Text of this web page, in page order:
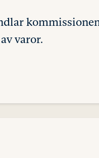
varor.